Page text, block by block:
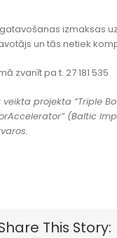
izmaksas
un tās netiek
zvanīt pa t. 27 181 535
projekta “Triple
(Baltic
This Story: